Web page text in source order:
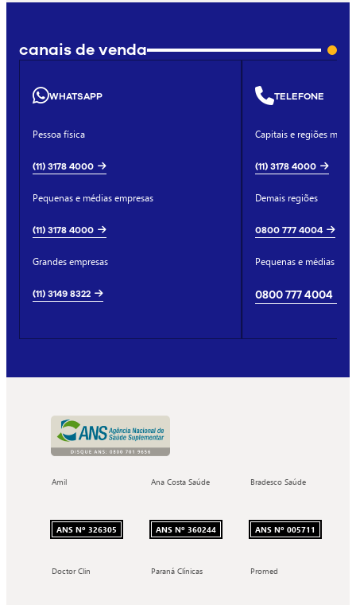
canais de venda
WHATSAPP
Pessoa física
(11) 3178 4000
Pequenas e médias empresas
(11) 3178 4000
Grandes empresas
(11) 3149 8322
TELEFONE
Capitais e regiões
(11) 3178 4000
Demais regiões
0800 777 4004
Pequenas e médias
0800 777 4004
Amil
ANS Nº 326305
Ana Costa Saúde
ANS Nº 360244
Bradesco Saúde
ANS Nº 005711
Doctor Clin Paraná Clínicas Promed